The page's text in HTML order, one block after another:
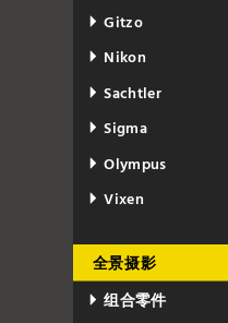
Gitzo
Nikon
Sachtler
Sigma
Olympus
Vixen
全景摄影
组合零件